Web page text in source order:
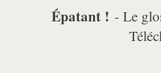
Épatant ! - Le